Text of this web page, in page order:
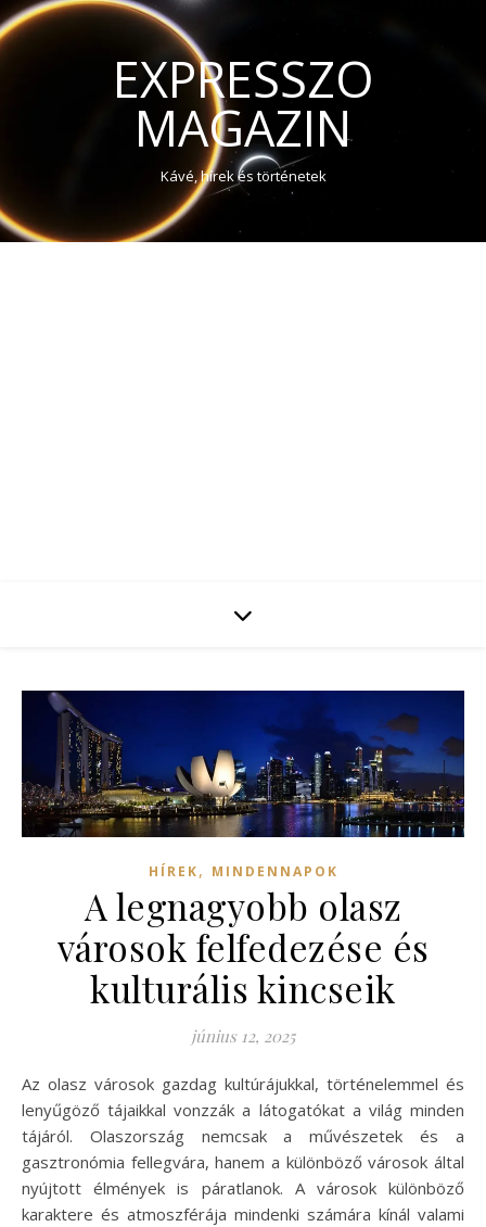
EXPRESSZO
MAGAZIN
Kávé, hírek és történetek
HÍREK, MINDENNAPOK
A legnagyobb olasz
városok felfedezése és
kulturális kincseik
június 12, 2025
Az olasz városok gazdag kultúrájukkal, történelemmel és
lenyűgöző tájaikkal vonzzák a látogatókat a világ minden
tájáról. Olaszország nemcsak a művészetek és a
gasztronómia fellegvára, hanem a különböző városok által
nyújtott élmények is páratlanok. A városok különböző
karaktere és atmoszférája mindenki számára kínál valami